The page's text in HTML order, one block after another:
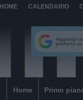
HOME CALENDARIO
Home Primo